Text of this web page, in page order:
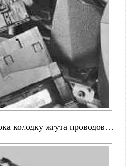
колодку жгута проводов…